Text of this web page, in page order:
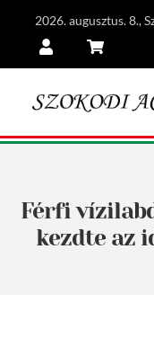
2026. augusztus. 8.,
Férfi
kezdte az